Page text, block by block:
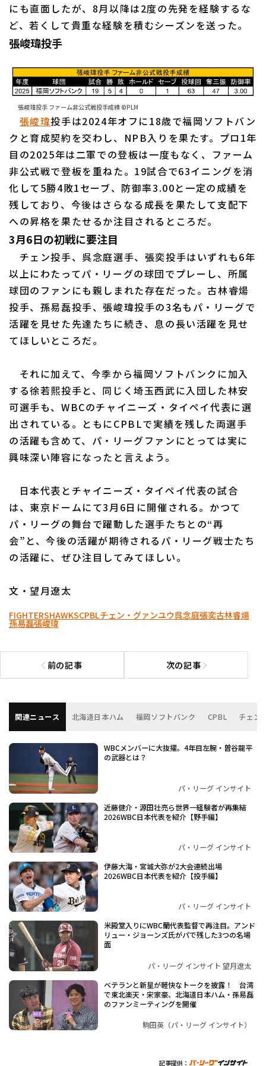
にも直面したが、8月以降は2度の先発を経験するな
ど、若くして貴重な経験を積むシーズンを送った。
張峻瑋投手
張峻瑋投手 ファーム非公式戦投手成績 ©PLM
張峻瑋投手は2024年オフに18歳で福岡ソフトバン
クと育成契約を交わし、NPB入りを果たす。プロ1年
目の2025年は二軍での登板は一度もなく、ファーム
非公式戦で登板を重ねた。19試合で63イニングを消
化して5勝4敗1セーブ、防御率3.00と一定の成績を
残しており、今後はさらなる成長を果たして支配下
への昇格を果たせるか注目されるところだ。
3月6日の初戦に要注目
チェン投手、呉念庭選手、張奕投手はいずれも6年
以上にわたってパ・リーグの球団でプレーし、所属
球団のファンにも親しまれた存在だった。古林睿煬
投手、孫易磊投手、張峻瑋投手の3名もパ・リーグで
活躍を見せた先達たちに続き、息の長い活躍を見せ
てほしいところだ。
それに加えて、今季から福岡ソフトバンクに加入
する徐若熙投手と、同じく埼玉西武に入団した林安
可選手も、WBCのチャイニーズ・タイペイ代表に選
出されている。ともにCPBLで実績を残した両選手
の活躍も含めて、パ・リーグファンにとっては実に
興味深い陣容になったと言えよう。
日本代表とチャイニーズ・タイペイ代表の試合
は、東京ドームにて3月6日に開催される。かつて
パ・リーグの舞台で躍動した選手たちとの“再
会”と、今後の活躍が期待されるパ・リーグ戦士たち
の活躍に、ぜひ注目してみてほしい。
文・望月遼太
FIGHTERSHAWKSCPBLチェン・グァンユウ呉念庭張奕古林睿煬
孫易磊張峻瑋
前の記事
前の記事へ 次の記事次の記事へ
関連ニュース 北海道日本ハム 福岡ソフトバンク CPBL チェン
WBCメンバーに大抜擢。4年目左腕・曽谷龍平
の武器とは？
パ・リーグ インサイト
近藤健介・源田壮亮ら世界一経験者が再集結
2026WBC日本代表を紹介【野手編】
パ・リーグ インサイト
伊藤大海・宮城大弥が2大会連続出場
2026WBC日本代表を紹介【投手編】
パ・リーグ インサイト
米殿堂入りにWBC蘭代表監督で再注目。アンド
リュー・ジョーンズ氏がパで残した3つの名場
面
パ・リーグ インサイト 望月遼太
ベテランと新星が軽快なトークを披露！ 台湾
で東北楽天・宋家豪、北海道日本ハム・孫易磊
のファンミーティングを開催
駒田英（パ・リーグ インサイト）
記事提供：